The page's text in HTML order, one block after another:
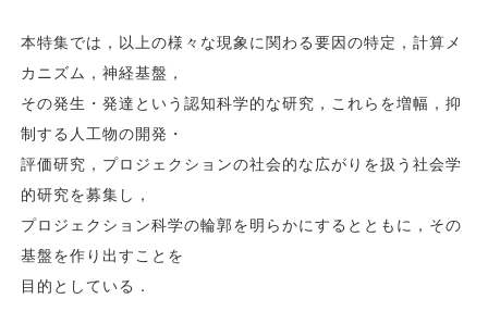
本特集では，以上の様々な現象に関わる要因の特定，計算メ
カニズム，神経基盤，
その発生・発達という認知科学的な研究，これらを増幅，抑
制する人工物の開発・
評価研究，プロジェクションの社会的な広がりを扱う社会学
的研究を募集し，
プロジェクション科学の輪郭を明らかにするとともに，その
基盤を作り出すことを
目的としている．